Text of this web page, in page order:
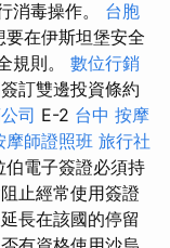
消毒操作。 台胞
在伊斯坦堡安全
規則。 數位行銷
訂雙邊投資條約
司 E-2 台中 按摩
摩師證照班 旅行社
伯電子簽證必須持
止經常使用簽證
長在該國的停留